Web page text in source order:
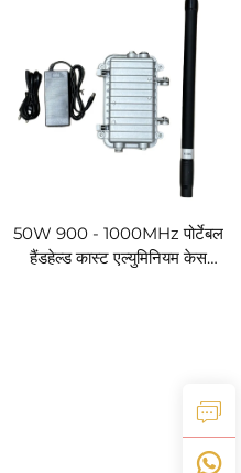
50W 900 - 1000MHz पोर्टेबल
हैंडहेल्ड कास्ट एल्युमिनियम केस